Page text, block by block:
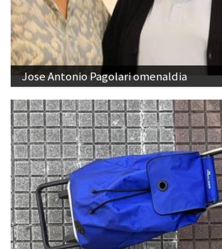
Jose Antonio Pagolari omenaldia